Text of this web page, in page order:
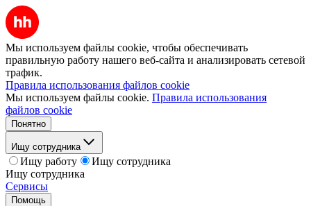
Мы используем файлы cookie, чтобы обеспечивать
правильную работу нашего веб-сайта и анализировать сетевой
трафик.
Правила использования файлов cookie
Мы используем файлы cookie. Правила использования
файлов cookie
Понятно
Ищу сотрудника
Ищу работу
Ищу сотрудника
Ищу сотрудника
Сервисы
Помощь